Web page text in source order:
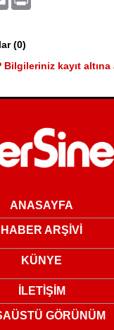
(0)
kayıt altına
ANASAYFA
HABER ARŞİVİ
KÜNYE
İLETİŞİM
GÖRÜNÜM